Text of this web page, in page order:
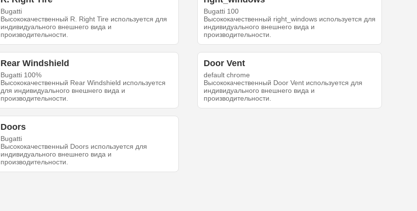
Bugatti
Высококачественный R. Right Tire используется для
индивидуального внешнего вида и
производительности.
Bugatti 100
Высококачественный right_windows используется для
индивидуального внешнего вида и
производительности.
Rear Windshield
Bugatti 100%
Высококачественный Rear Windshield используется
для индивидуального внешнего вида и
производительности.
Door Vent
default chrome
Высококачественный Door Vent используется для
индивидуального внешнего вида и
производительности.
Doors
Bugatti
Высококачественный Doors используется для
индивидуального внешнего вида и
производительности.